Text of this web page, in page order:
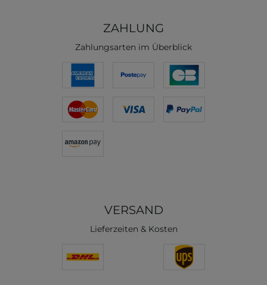
ZAHLUNG
Zahlungsarten im Überblick
VERSAND
Lieferzeiten & Kosten